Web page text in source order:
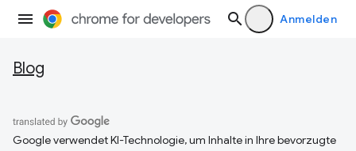
Anmelden
Blog
Google verwendet KI-Technologie, um Inhalte in Ihre bevorzugte